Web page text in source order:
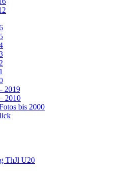
2019
2010
bis 2000
ThJl U20